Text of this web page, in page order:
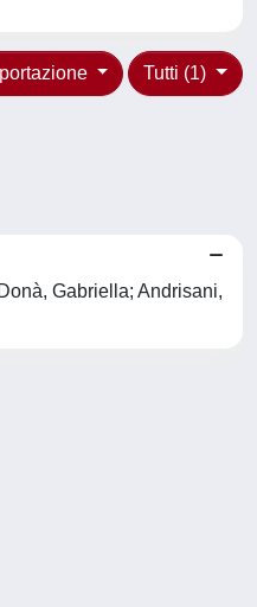
Tutti (1)
Gabriella; Andrisani,